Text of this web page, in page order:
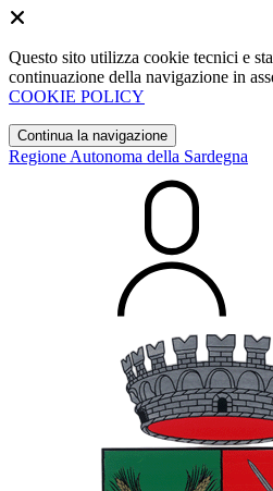
Questo sito utilizza cookie tecnici e
continuazione della navigazione in
COOKIE POLICY
Continua la navigazione
Regione Autonoma della Sardegna